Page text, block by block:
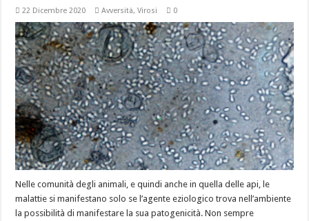
22 Dicembre 2020 Avversità,Virosi 0
Nelle comunità degli animali, e quindi anche in quella delle api, le
malattie si manifestano solo se l’agente eziologico trova nell’ambiente
la possibilità di manifestare la sua patogenicità. Non sempre